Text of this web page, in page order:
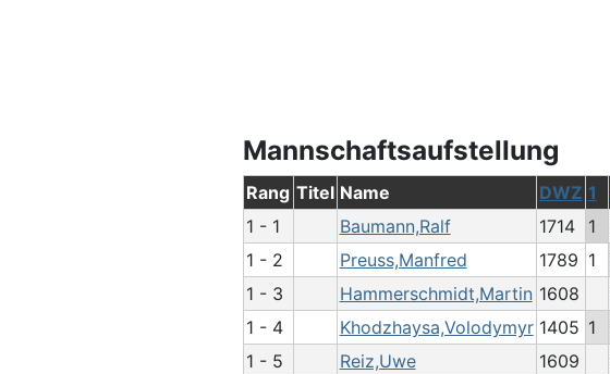
Mannschaftsaufstellung
Rang Titel Name DWZ 1
1 - 1
Baumann,Ralf 1714 1
1 - 2
Preuss,Manfred 1789 1
1 - 3
Hammerschmidt,Martin 1608
1 - 4
Khodzhaysa,Volodymyr 1405 1
1 - 5
Reiz,Uwe 1609